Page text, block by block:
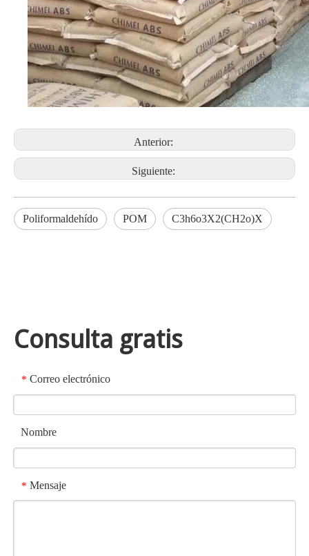
Anterior:
Siguiente:
Poliformaldehído POM C3h6o3X2(CH2o)X
Consulta gratis
* Correo electrónico
Nombre
* Mensaje